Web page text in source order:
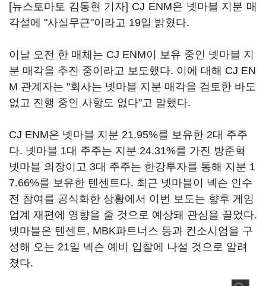
[뉴스토마토 김동현 기자] CJ ENM은 넷마블 지분 매
각설에 "사실무근"이라고 19일 밝혔다.
이날 오전 한 매체는 CJ ENM이 보유 중인 넷마블 지
분 매각을 추진 중이라고 보도했다. 이에 대해 CJ EN
M 관계자는 "회사는 넷마블 지분 매각을 검토한 바도
없고 진행 중인 사항도 없다"고 말했다.
CJ ENM은 넷마블 지분 21.95%를 보유한 2대 주주
다. 넷마블 1대 주주는 지분 24.31%를 가진 방준혁
넷마블 의장이고 3대 주주는 한강투자를 통해 지분 1
7.66%를 보유한 텐센트다. 최근 넷마블이 넥슨 인수
전 참여를 공식화한 상황에서 이번 보도는 향후 게임
업계 재편에 영향을 줄 것으로 예상돼 관심을 끌었다.
넷마블은 텐센트, MBK파트너스 등과 컨소시엄을 구
성해 오는 21일 넥슨 예비 입찰에 나설 것으로 알려
졌다.